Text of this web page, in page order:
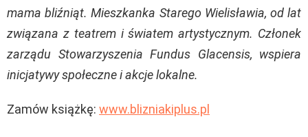
mama bliźniąt. Mieszkanka Starego Wielisławia, od lat
związana z teatrem i światem artystycznym. Członek
zarządu Stowarzyszenia Fundus Glacensis, wspiera
inicjatywy społeczne i akcje lokalne.
Zamów książkę: www.blizniakiplus.pl